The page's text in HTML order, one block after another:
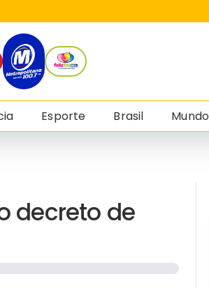
Esporte Brasil Mundo
decreto de